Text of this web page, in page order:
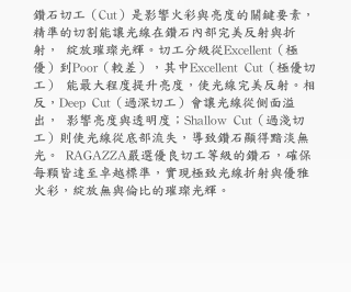
鑽石切工（Cut）是影響火彩與亮度的關鍵要素，
精準的切割能讓光線在鑽石內部完美反射與折
射， 綻放璀璨光輝。切工分級從Excellent（極
優）到Poor（較差），其中Excellent Cut（極優切
工） 能最大程度提升亮度，使光線完美反射。相
反，Deep Cut（過深切工）會讓光線從側面溢
出， 影響亮度與透明度；Shallow Cut（過淺切
工）則使光線從底部流失，導致鑽石顯得黯淡無
光。 RAGAZZA嚴選優良切工等級的鑽石，確保
每顆皆達至卓越標準，實現極致光線折射與優雅
火彩，綻放無與倫比的璀璨光輝。